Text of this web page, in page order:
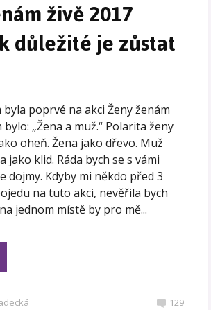
živě 2017
důležité je zůstat
poprvé na akci Ženy ženám
„Žena a muž.“ Polarita ženy
oheň. Žena jako dřevo. Muž
jako klid. Ráda bych se s vámi
dojmy. Kdyby mi někdo před 3
na tuto akci, nevěřila bych
jednom místě by pro mě...
129